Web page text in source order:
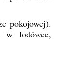
pokojowej).
w lodówce,